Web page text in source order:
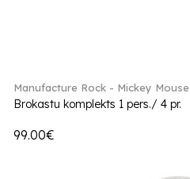
Manufacture Rock - Mickey Mouse
Brokastu komplekts 1 pers./ 4 pr.
99.00€